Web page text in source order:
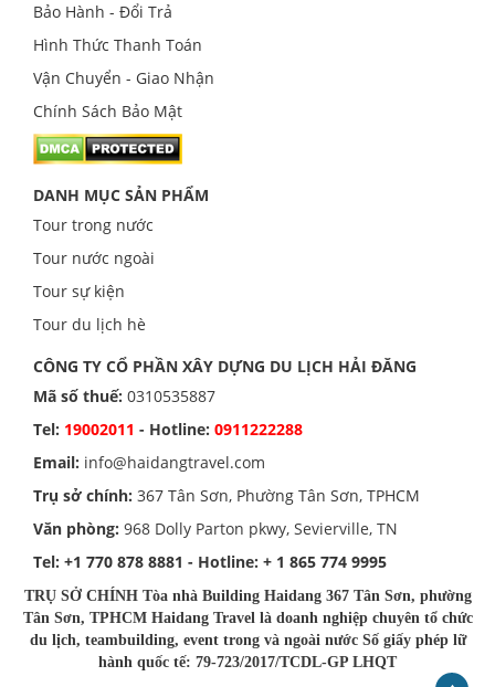
Bảo Hành - Đổi Trả
Hình Thức Thanh Toán
Vận Chuyển - Giao Nhận
Chính Sách Bảo Mật
DANH MỤC SẢN PHẨM
Tour trong nước
Tour nước ngoài
Tour sự kiện
Tour du lịch hè
CÔNG TY CỔ PHẦN XÂY DỰNG DU LỊCH HẢI ĐĂNG
Mã số thuế: 0310535887
Tel: 19002011 - Hotline: 0911222288
Email: info@haidangtravel.com
Trụ sở chính: 367 Tân Sơn, Phường Tân Sơn, TPHCM
Văn phòng: 968 Dolly Parton pkwy, Sevierville, TN
Tel: +1 770 878 8881 - Hotline: + 1 865 774 9995
TRỤ SỞ CHÍNH Tòa nhà Building Haidang 367 Tân Sơn, phường
Tân Sơn, TPHCM Haidang Travel là doanh nghiệp chuyên tổ chức
du lịch, teambuilding, event trong và ngoài nước Số giấy phép lữ
hành quốc tế: 79-723/2017/TCDL-GP LHQT